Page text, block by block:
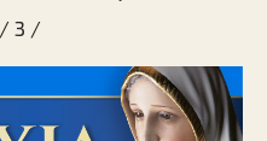
/ 3 /